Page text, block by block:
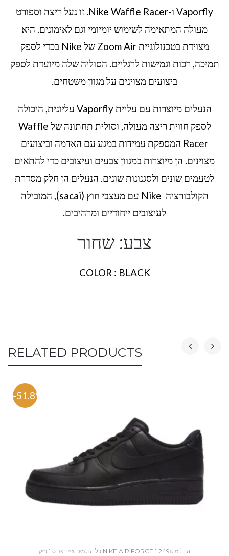
Vaporfly ו-Nike Waffle Racer. זו נעל ריצה וספורט
מעולה המתאימה לשימוש יומיומי וגם לאימונים. היא
מצוידת בטכנולוגיית Zoom Air של Nike בכדי לספק
תמיכה, רכות וגמישות לרגליים. הסוליה שלה מיועדת לספק
ביצועים מצוינים על מגוון משטחים.
הנעלים מיוצרות עם עליית Vaporfly עליונית, היכולה
לספק חווית ריצה מעולה, וסולית תחתונה של Waffle
Racer המספקת עמידות במגע עם האדמה וביצועים
מצוינים. הן מיוצרות במגוון צבעים ועיצובים כדי להתאים
לטעמים שונים ולסגנונות שונים. הנעלים הן חלק מסדרת
הקולבורציה Nike עם מעצבי חוץ (sacai), המובילה
לעיצובים ייחודיים ומרהיבים.
צבע: שחור
COLOR : BLACK
RELATED PRODUCTS
-51.8%
כל הדגמים אייר פורס 1 נייק NIKE AIR FORCE 1 החל מ 249₪